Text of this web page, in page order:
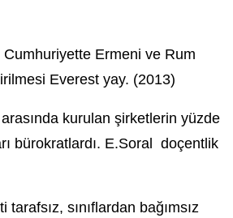
Ermeni ve Rum
Everest yay. (2013)
kurulan şirketlerin yüzde
bürokratlardı. E.Soral doçentlik
sınıflardan bağımsız